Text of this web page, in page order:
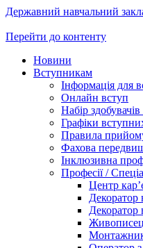
Державний навчальний
Перейти до контенту
Новини
Вступникам
Інформація для
Онлайн вступ
Набір
Графіки
Правила
Фахова
Інклюзивна
Професії /
Центр
Декоратор
Декоратор